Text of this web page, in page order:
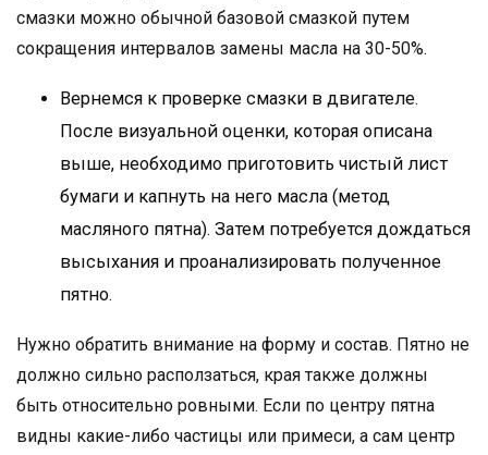
смазки можно обычной базовой смазкой путем
сокращения интервалов замены масла на 30-50%.
Вернемся к проверке смазки в двигателе.
После визуальной оценки, которая описана
выше, необходимо приготовить чистый лист
бумаги и капнуть на него масла (метод
масляного пятна). Затем потребуется дождаться
высыхания и проанализировать полученное
пятно.
Нужно обратить внимание на форму и состав. Пятно не
должно сильно расползаться, края также должны
быть относительно ровными. Если по центру пятна
видны какие-либо частицы или примеси, а сам центр